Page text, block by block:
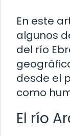
En este
algunos
del río
desde el
como
El río